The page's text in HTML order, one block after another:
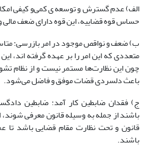
الف) عدم گسترش و توسعه ی کمی‌‌‌و کیفی
حساس قوه قضاییه، این قوه دارای ضعف مالی
ب) ضعف و نواقص موجود در امر بازرسی:
متعددی که این امر را بر عهده گرفته اند،
چون این نظارت‌ها مستمر نیست و از نظام
باعث دلسردی قضات موفق و فاضل می‌شود.
ج) فقدان ضابطین کار آمد: ضابطین
باشند از جمله به وسیله قانون معرفی
قانون و تحت نظارت مقام قضایی باشد تا
باشند.